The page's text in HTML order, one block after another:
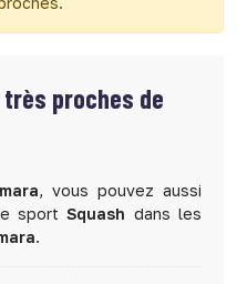
très proches de
, vous pouvez aussi
sportSquash dans les
.